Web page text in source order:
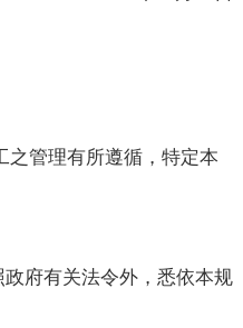
之管理有所遵循，特定本
府有关法令外，悉依本规